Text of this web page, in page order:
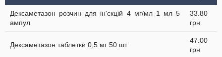
Дексаметазон розчин для ін'єкцій 4 мг/мл 1 мл 5
ампул
33.80
грн
Дексаметазон таблетки 0,5 мг 50 шт
47.00
грн